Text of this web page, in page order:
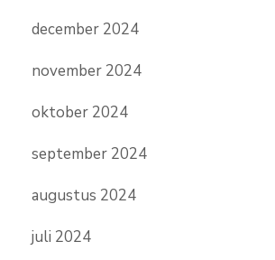
december 2024
november 2024
oktober 2024
september 2024
augustus 2024
juli 2024